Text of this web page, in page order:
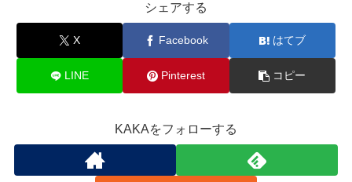
シェアする
X Facebook はてブ
LINE Pinterest コピー
KAKAをフォローする